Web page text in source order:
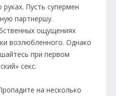
Пусть супермен
партнершу.
ощущениях
возлюбленного. Однако
при первом
секс.
на несколько